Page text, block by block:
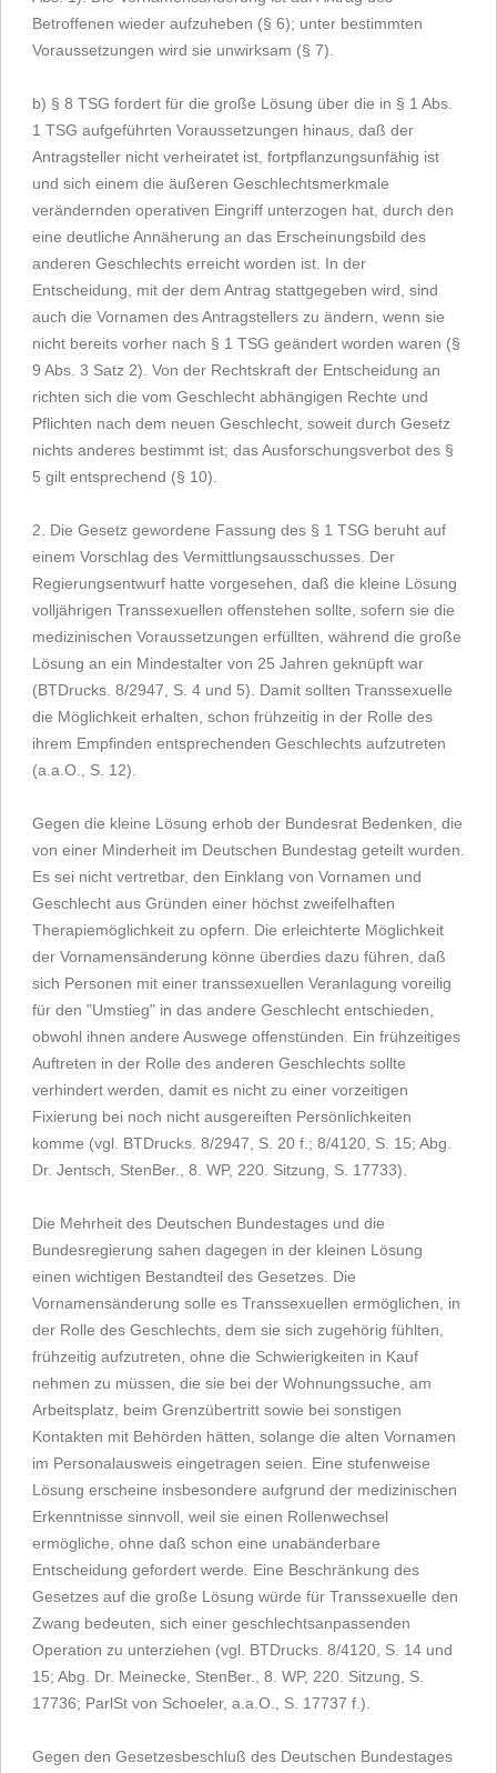
Betroffenen wieder aufzuheben (§ 6); unter bestimmten
Voraussetzungen wird sie unwirksam (§ 7).
b) § 8 TSG fordert für die große Lösung über die in § 1 Abs.
1 TSG aufgeführten Voraussetzungen hinaus, daß der
Antragsteller nicht verheiratet ist, fortpflanzungsunfähig ist
und sich einem die äußeren Geschlechtsmerkmale
verändernden operativen Eingriff unterzogen hat, durch den
eine deutliche Annäherung an das Erscheinungsbild des
anderen Geschlechts erreicht worden ist. In der
Entscheidung, mit der dem Antrag stattgegeben wird, sind
auch die Vornamen des Antragstellers zu ändern, wenn sie
nicht bereits vorher nach § 1 TSG geändert worden waren (§
9 Abs. 3 Satz 2). Von der Rechtskraft der Entscheidung an
richten sich die vom Geschlecht abhängigen Rechte und
Pflichten nach dem neuen Geschlecht, soweit durch Gesetz
nichts anderes bestimmt ist; das Ausforschungsverbot des §
5 gilt entsprechend (§ 10).
2. Die Gesetz gewordene Fassung des § 1 TSG beruht auf
einem Vorschlag des Vermittlungsausschusses. Der
Regierungsentwurf hatte vorgesehen, daß die kleine Lösung
volljährigen Transsexuellen offenstehen sollte, sofern sie die
medizinischen Voraussetzungen erfüllten, während die große
Lösung an ein Mindestalter von 25 Jahren geknüpft war
(BTDrucks. 8/2947, S. 4 und 5). Damit sollten Transsexuelle
die Möglichkeit erhalten, schon frühzeitig in der Rolle des
ihrem Empfinden entsprechenden Geschlechts aufzutreten
(a.a.O., S. 12).
Gegen die kleine Lösung erhob der Bundesrat Bedenken, die
von einer Minderheit im Deutschen Bundestag geteilt wurden.
Es sei nicht vertretbar, den Einklang von Vornamen und
Geschlecht aus Gründen einer höchst zweifelhaften
Therapiemöglichkeit zu opfern. Die erleichterte Möglichkeit
der Vornamensänderung könne überdies dazu führen, daß
sich Personen mit einer transsexuellen Veranlagung voreilig
für den "Umstieg" in das andere Geschlecht entschieden,
obwohl ihnen andere Auswege offenstünden. Ein frühzeitiges
Auftreten in der Rolle des anderen Geschlechts sollte
verhindert werden, damit es nicht zu einer vorzeitigen
Fixierung bei noch nicht ausgereiften Persönlichkeiten
komme (vgl. BTDrucks. 8/2947, S. 20 f.; 8/4120, S. 15; Abg.
Dr. Jentsch, StenBer., 8. WP, 220. Sitzung, S. 17733).
Die Mehrheit des Deutschen Bundestages und die
Bundesregierung sahen dagegen in der kleinen Lösung
einen wichtigen Bestandteil des Gesetzes. Die
Vornamensänderung solle es Transsexuellen ermöglichen, in
der Rolle des Geschlechts, dem sie sich zugehörig fühlten,
frühzeitig aufzutreten, ohne die Schwierigkeiten in Kauf
nehmen zu müssen, die sie bei der Wohnungssuche, am
Arbeitsplatz, beim Grenzübertritt sowie bei sonstigen
Kontakten mit Behörden hätten, solange die alten Vornamen
im Personalausweis eingetragen seien. Eine stufenweise
Lösung erscheine insbesondere aufgrund der medizinischen
Erkenntnisse sinnvoll, weil sie einen Rollenwechsel
ermögliche, ohne daß schon eine unabänderbare
Entscheidung gefordert werde. Eine Beschränkung des
Gesetzes auf die große Lösung würde für Transsexuelle den
Zwang bedeuten, sich einer geschlechtsanpassenden
Operation zu unterziehen (vgl. BTDrucks. 8/4120, S. 14 und
15; Abg. Dr. Meinecke, StenBer., 8. WP, 220. Sitzung, S.
17736; ParlSt von Schoeler, a.a.O., S. 17737 f.).
Gegen den Gesetzesbeschluß des Deutschen Bundestages